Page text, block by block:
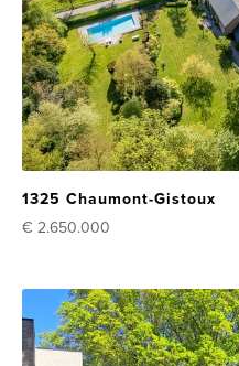
1325 Chaumont-Gistoux
€ 2.650.000